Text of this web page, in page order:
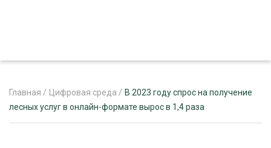
Главная / Цифровая среда / В 2023 году спрос на получение
лесных услуг в онлайн-формате вырос в 1,4 раза